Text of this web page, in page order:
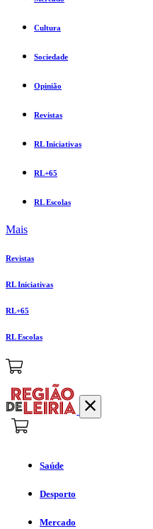
Cultura
Sociedade
Opinião
Revistas
RL Iniciativas
RL+65
RL Escolas
Mais
Revistas
RL Iniciativas
RL+65
RL Escolas
Saúde
Desporto
Mercado